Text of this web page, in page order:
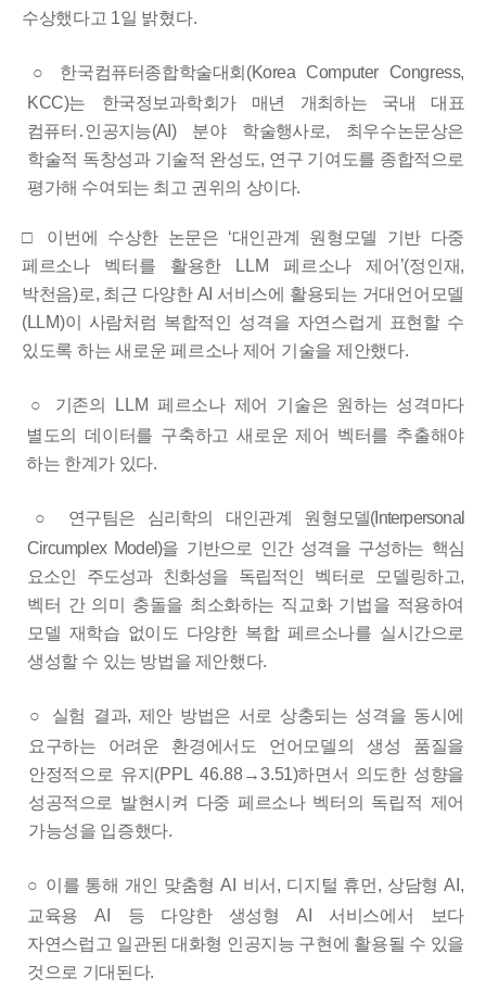
수상했다고 1일 밝혔다.
○ 한국컴퓨터종합학술대회 (Korea Computer Congress,
KCC)는 한국정보 과학회가 매년 개최하는 국내 대표
컴퓨터 ․ 인공지능(AI) 분야 학술행사로,
최우수논문상은
학술적 독창성과 기술적 완성도, 연구 기여도를 종합적으로
평가해 수여되는 최고 권위의 상이다.
□ 이번에 수상한 논문은 ‘대인관계 원형모델 기반 다중
페르소나 벡터를 활용한
LLM페르소나 제어 ’(정인재,
박천음)로, 최근 다양한 AI 서비스에 활용되는 거대언어모델
(LLM)이 사람처럼 복합적인 성격을 자연스럽게 표현할 수
있도록 하는 새로운 페르소나 제어 기술을 제안했다.
○ 기존의 LLM페르소나 제어 기술은 원하는 성격마다
별도의 데이터를 구축하고 새로운 제어 벡터를 추출해야
하는 한계가 있다.
○ 연구팀은 심리학의 대인관계 원형모델(Interpersonal
Circumplex Model)을 기반으로 인간 성격을 구성하는 핵심
요소인 주도성과 친화성을 독립적인
벡터로 모델링하고,
벡터 간 의미 충돌을 최소화하는 직교화 기법을 적용하여
모델 재학습 없이도 다양한 복합 페르소나를 실시간으로
생성할 수 있는 방법을 제안했다.
○ 실험 결과, 제안 방법은 서로 상충되는 성격을 동시에
요구하는 어려운
환경에서도 언어모델의 생성 품질을
안정적으로 유지 (PPL 46.88→3.51)하면서 의도한 성향을
성공적으로 발현시켜 다중 페르소나 벡터의
독립적 제어
가능성을 입증했다.
○ 이를 통해 개인 맞춤형AI 비서 , 디지털 휴먼 , 상담형AI,
교육용AI 등 다양한 생성형 AI 서비스에서 보다
자연스럽고 일관된 대화형 인공지능 구현에 활용될 수 있을
것으로 기대된다.